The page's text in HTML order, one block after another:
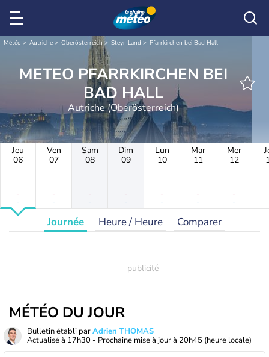
Météo Autriche Oberösterreich Steyr-Land Pfarrkirchen bei Bad Hall
METEO PFARRKIRCHEN BEI
BAD HALL
Autriche (Oberösterreich)
Jeu
06
-
-
Ven
07
-
-
Sam
08
-
-
Dim
09
-
-
Lun
10
-
-
Mar
11
-
-
Mer
12
-
-
Journée Heure / Heure Comparer
MÉTÉO DU JOUR
Bulletin établi parAdrien THOMAS
Actualisé à 17h30 - Prochaine mise à jour à 20h45 (heure locale)